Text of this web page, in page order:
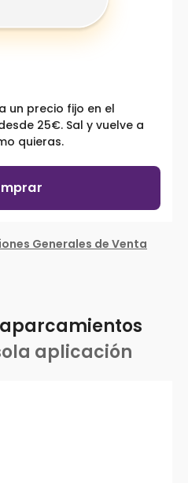
un precio fijo en el
25€. Sal y vuelve a
quieras.
Generales de Venta
aplicación